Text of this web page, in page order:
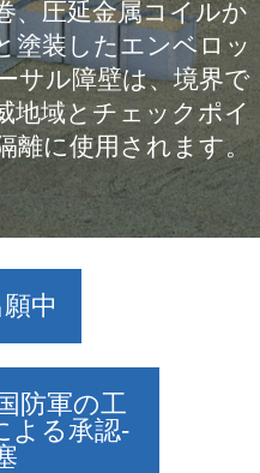
、圧延金属コイルか
塗装したエンベロッ
サル障壁は、境界で
地域とチェックポイ
離に使用されます。
中
防軍の工
よる承認-